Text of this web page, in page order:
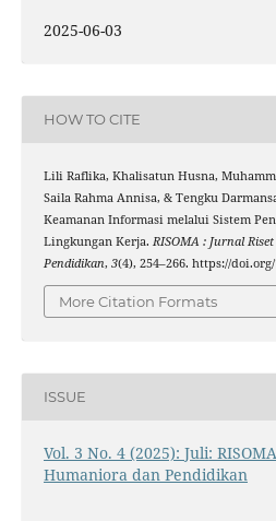
2025-06-03
HOW TO CITE
Lili Raflika, Khalisatun Husna,
Saila Rahma Annisa, & Tengku
Keamanan Informasi melalui Sistem
Lingkungan Kerja. RISOMA : Jurnal
Pendidikan, 3(4), 254–266. https://
More Citation Formats
ISSUE
Vol. 3 No. 4 (2025): Juli:
Humaniora dan Pendidikan